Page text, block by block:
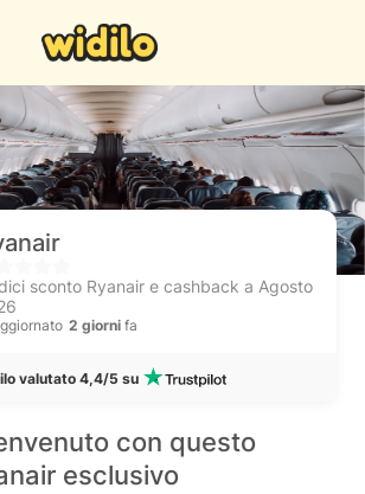
sconto Ryanair e cashback a Agosto
2 giorni fa
valutato 4,4/5 su
con questo
esclusivo